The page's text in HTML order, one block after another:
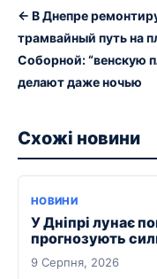
← В Днепре
трамвайный путь на
Соборной: “венскую
делают даже ночью
Схожі новини
НОВИНИ
У Дніпрі лунає
прогнозують
9 Серпня, 2026